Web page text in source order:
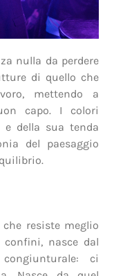
nulla da perdere
di quello che
mettendo a
capo. I colori
della sua tenda
del paesaggio
che resiste meglio
nasce dal
ci